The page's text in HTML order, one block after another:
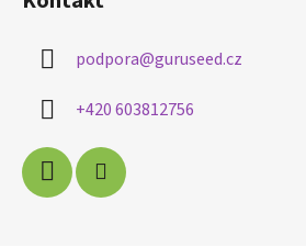
podpora@guruseed.cz
+420 603812756